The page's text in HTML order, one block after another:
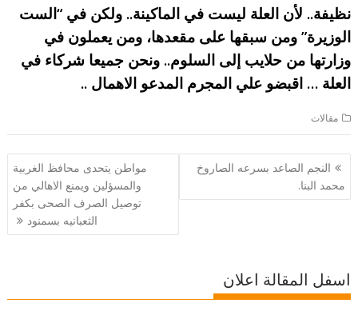
نظيفة.. لأن العلة ليست في الماكينة.. ولكن في “الست
الوزيرة” ومن سبقها على مقعدها، ومن يعملون في
وزارتها من حلايب إلى السلوم.. ونحن جميعا شركاء في
العلة … اقبضو علي المجرم المدعو الاهمال ..
مقالات
تصفّح
المقالات
النجم الصاعد بسرعه الصاروخ
محمد البنا.
مواطن يتحدى محافظ الغربية
والمسؤلين ويمنع الاهالي من
توصيل الصرف الصحى بكفر
الثعبانيه بسمنود
اسفل المقالة اعلان